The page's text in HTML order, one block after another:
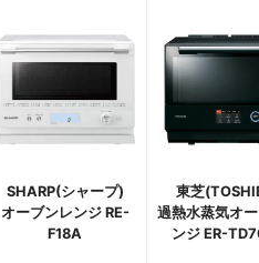
SHARP(シャープ)
オーブンレンジ RE-
F18A
東芝
過熱水蒸気オ
ンジ ER-